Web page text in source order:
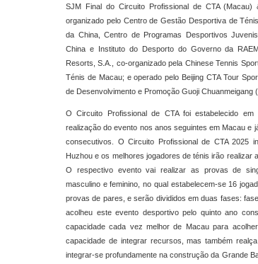
SJM Final do Circuito Profissional de CTA
organizado pelo Centro de Gestão Desportiva de
da China, Centro de Programas Desportivos
China e Instituto do Desporto do Governo da
Resorts, S.A., co-organizado pela Chinese Tennis
Ténis de Macau; e operado pelo Beijing CTA Tour
de Desenvolvimento e Promoção Guoji Chuanmeigang
O Circuito Profissional de CTA foi estabelecido
realização do evento nos anos seguintes em Macau e
consecutivos. O Circuito Profissional de CTA 2025
Huzhou e os melhores jogadores de ténis irão realizar
O respectivo evento vai realizar as provas de
masculino e feminino, no qual estabelecem-se 16
provas de pares, e serão divididos em duas fases:
acolheu este evento desportivo pelo quinto ano
capacidade cada vez melhor de Macau para
capacidade de integrar recursos, mas também
integrar-se profundamente na construção da Grande